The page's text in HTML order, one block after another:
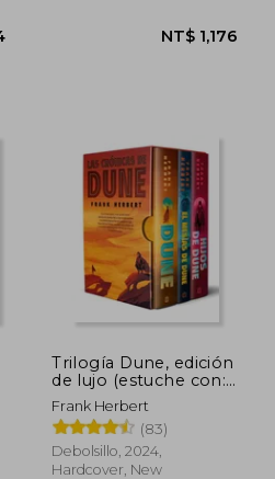
Trilogía Dune, edición
de lujo (estuche con:
Dune | El mesías de
Dune | Hijos de Dune)
(in Spanish)
Frank Herbert
(83)
Debolsillo, 2024,
Hardcover, New